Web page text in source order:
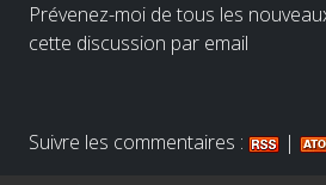
Prévenez-moi de tous les
cette discussion par email
Suivre les commentaires : |